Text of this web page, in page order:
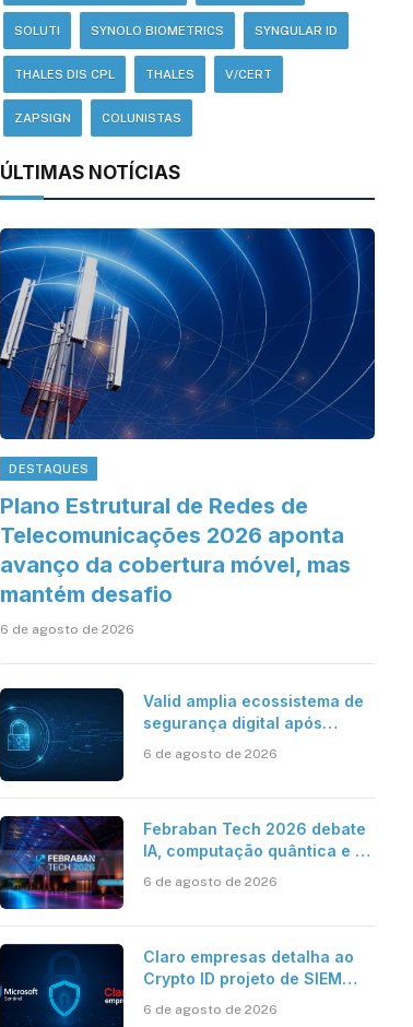
SOLUTI SYNOLO BIOMETRICS SYNGULAR ID
THALES DIS CPL THALES V/CERT
ZAPSIGN COLUNISTAS
ÚLTIMAS NOTÍCIAS
DESTAQUES
Plano Estrutural de Redes de
Telecomunicações 2026 aponta
avanço da cobertura móvel, mas
mantém desafio
6 de agosto de 2026
Valid amplia ecossistema de
segurança digital após
6 de agosto de 2026
Febraban Tech 2026 debate
IA, computação quântica e os
bancária
6 de agosto de 2026
Claro empresas detalha ao
Crypto ID projeto de SIEM
resposta automatizada
6 de agosto de 2026